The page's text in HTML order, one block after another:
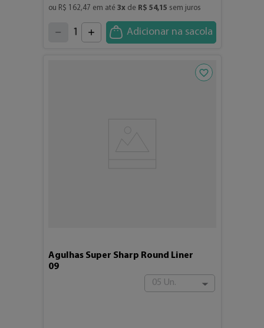
ou R$ 162,47 em até 3x de R$ 54,15 sem juros
1 Adicionar na sacola
Adicionar aos
Agulhas Super Sharp Round Liner
09
05 Un.